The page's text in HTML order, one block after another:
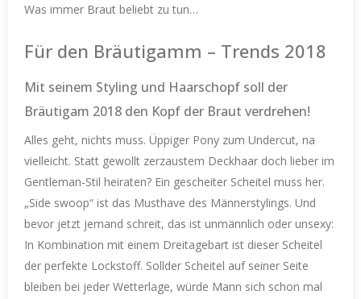
Was immer Braut beliebt zu tun…
Für den Bräutigamm – Trends 2018
Mit seinem Styling und Haarschopf soll der
Bräutigam 2018 den Kopf der Braut verdrehen!
Alles geht, nichts muss. Üppiger Pony zum Undercut, na
vielleicht. Statt gewollt zerzaustem Deckhaar doch lieber im
Gentleman-Stil heiraten? Ein gescheiter Scheitel muss her.
„Side swoop“ ist das Musthave des Männerstylings. Und
bevor jetzt jemand schreit, das ist unmännlich oder unsexy:
In Kombination mit einem Dreitagebart ist dieser Scheitel
der perfekte Lockstoff. Sollder Scheitel auf seiner Seite
bleiben bei jeder Wetterlage, würde Mann sich schon mal